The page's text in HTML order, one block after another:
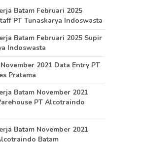
Batam Februari 2025
PT Tunaskarya Indoswasta
Batam Februari 2025 Supir
Indoswasta
2021 Data Entry PT
Pratama
Batam November 2021
PT Alcotraindo
Batam November 2021
Batam